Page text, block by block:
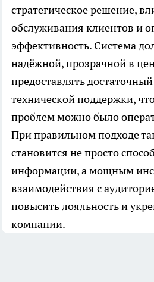
стратегическое решение,
обслуживания клиентов и
эффективность. Система
надёжной, прозрачной в
предоставлять
технической поддержки,
проблем можно было
При правильном подходе
становится не просто
информации, а мощным
взаимодействия с
повысить лояльность и
компании.